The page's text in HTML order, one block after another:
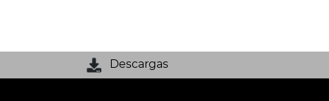
Descargas